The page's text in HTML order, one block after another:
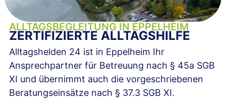
ALLTAGSBEGLEITUNG IN EPPELHEIM
ZERTIFIZIERTE ALLTAGSHILFE
Alltagshelden 24 ist in Eppelheim Ihr
Ansprechpartner für Betreuung nach § 45a SGB
XI und übernimmt auch die vorgeschriebenen
Beratungseinsätze nach § 37.3 SGB XI.